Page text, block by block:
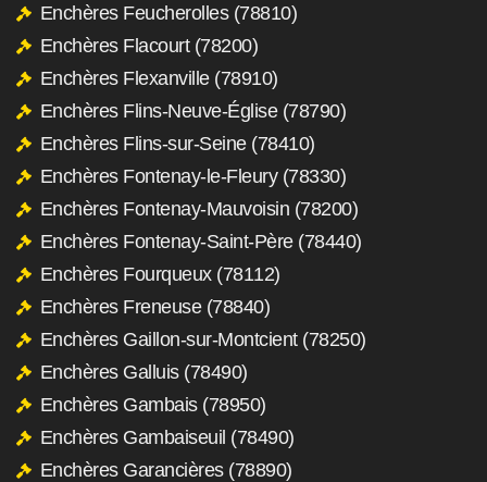
Enchères Feucherolles (78810)
Enchères Flacourt (78200)
Enchères Flexanville (78910)
Enchères Flins-Neuve-Église (78790)
Enchères Flins-sur-Seine (78410)
Enchères Fontenay-le-Fleury (78330)
Enchères Fontenay-Mauvoisin (78200)
Enchères Fontenay-Saint-Père (78440)
Enchères Fourqueux (78112)
Enchères Freneuse (78840)
Enchères Gaillon-sur-Montcient (78250)
Enchères Galluis (78490)
Enchères Gambais (78950)
Enchères Gambaiseuil (78490)
Enchères Garancières (78890)